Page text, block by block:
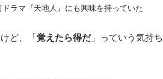
ラマ『天地人』にも興味を持っていた
ど、「覚えたら得だ」っていう気持ち